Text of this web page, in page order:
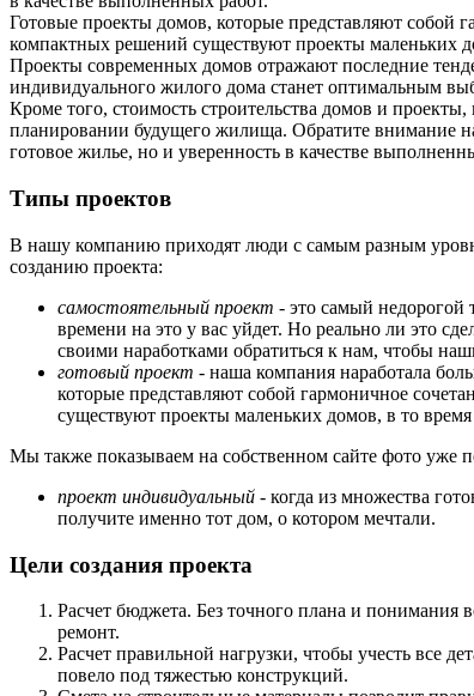
Готовые проекты домов, которые представляют собой
компактных решений существуют проекты маленьких
Проекты современных домов отражают последние
индивидуального жилого дома станет оптимальным
Кроме того, стоимость строительства домов и
планировании будущего жилища. Обратите внимание
готовое жилье, но и уверенность в качестве
Типы проектов
В нашу компанию приходят люди с самым разным
созданию проекта:
самостоятельный проект - это самый недорогой
времени на это у вас уйдет. Но реально ли это
своими наработками обратиться к нам, чтобы
готовый проект - наша компания наработала
которые представляют собой гармоничное
существуют проекты маленьких домов, в то
Мы также показываем на собственном сайте фото уже
проект индивидуальный - когда из множества
получите именно тот дом, о котором мечтали.
Цели создания проекта
Расчет бюджета. Без точного плана и понимания
ремонт.
Расчет правильной нагрузки, чтобы учесть все
повело под тяжестью конструкций.